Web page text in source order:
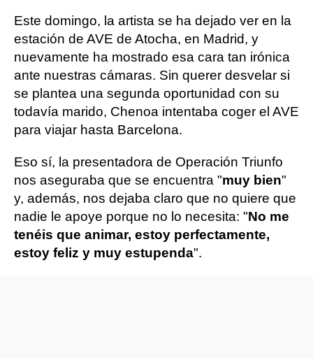
Este domingo, la artista se ha dejado ver en la
estación de AVE de Atocha, en Madrid, y
nuevamente ha mostrado esa cara tan irónica
ante nuestras cámaras. Sin querer desvelar si
se plantea una segunda oportunidad con su
todavía marido, Chenoa intentaba coger el AVE
para viajar hasta Barcelona.
Eso sí, la presentadora de Operación Triunfo
nos aseguraba que se encuentra "muy bien"
y, además, nos dejaba claro que no quiere que
nadie le apoye porque no lo necesita: "No me
tenéis que animar, estoy perfectamente,
estoy feliz y muy estupenda".